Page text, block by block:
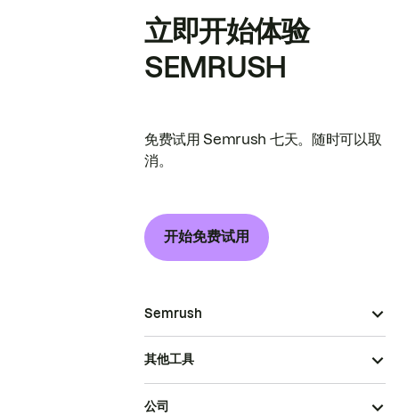
立即开始体验
SEMRUSH
免费试用 Semrush 七天。随时可以取
消。
开始免费试用
Semrush
其他工具
公司